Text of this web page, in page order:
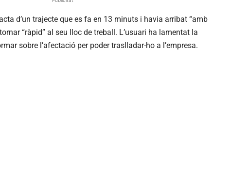
d’un trajecte que es fa en 13 minuts i havia arribat “amb
“ràpid” al seu lloc de treball. L’usuari ha lamentat la
sobre l’afectació per poder traslladar-ho a l’empresa.